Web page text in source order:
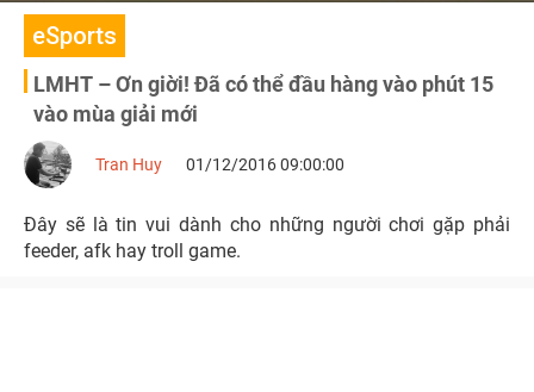
eSports
LMHT – Ơn giời! Đã có thể đầu hàng vào phút 15
vào mùa giải mới
Tran Huy 01/12/2016 09:00:00
Đây sẽ là tin vui dành cho những người chơi gặp phải
feeder, afk hay troll game.